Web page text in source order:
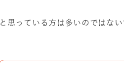
と思っている方は多いのではない